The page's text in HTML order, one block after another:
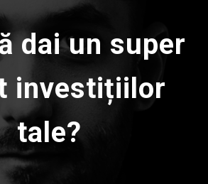
dai un super
investițiilor
tale?